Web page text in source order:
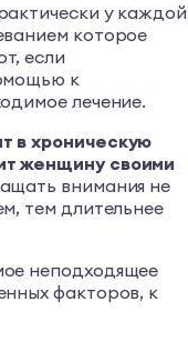
у каждой
которое
если
к
лечение.
в хроническую
женщину своими
внимания не
тем длительнее
неподходящее
факторов, к